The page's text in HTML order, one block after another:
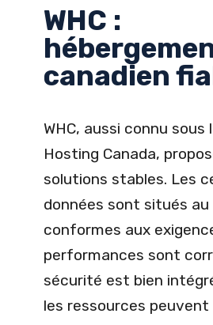
WHC :
canadien
WHC, aussi connu sous
Hosting Canada,
solutions stables. Les
données sont situés au
conformes aux
performances sont
sécurité est bien
les ressources